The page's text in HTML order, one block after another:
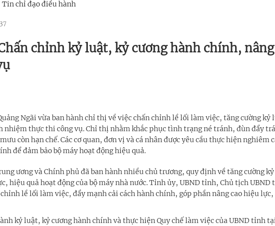
Tin chỉ đạo điều hành
chỉnh kỷ luật, kỷ cương hành chính,
Ngãi vừa ban hành chỉ thị về việc chấn chỉnh lề lối làm việc, tăng cường kỷ
nhiệm thực thi công vụ. Chỉ thị nhằm khắc phục tình trạng né tránh, đùn đẩy
còn hạn chế. Các cơ quan, đơn vị và cá nhân được yêu cầu thực hiện nghiêm
để đảm bảo bộ máy hoạt động hiệu quả.
ương và Chính phủ đã ban hành nhiều chủ trương, quy định về tăng cường
hiệu quả hoạt động của bộ máy nhà nước. Tỉnh ủy, UBND tỉnh, Chủ tịch
lề lối làm việc, đẩy mạnh cải cách hành chính, góp phần nâng cao hiệu
kỷ luật, kỷ cương hành chính và thực hiện Quy chế làm việc của UBND tỉnh